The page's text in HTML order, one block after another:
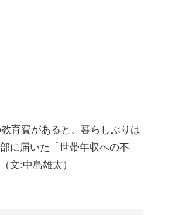
育費があると、暮らしぶりは
に届いた「世帯年収への不
文:中島雄太）